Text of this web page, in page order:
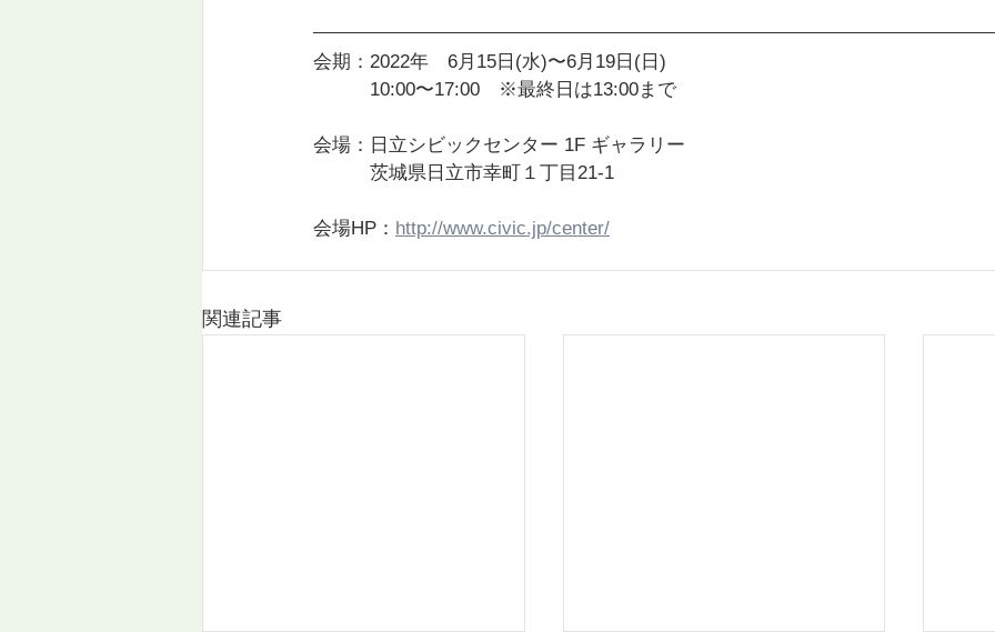
会期：2022年　6月15日(水)〜6月19日(日)
10:00〜17:00　※最終日は13:00まで
会場：日立シビックセンター 1F ギャラリー
茨城県日立市幸町１丁目21-1
会場HP： http://www.civic.jp/center/
関連記事